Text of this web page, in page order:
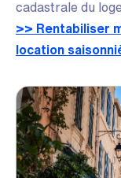
cadastrale du
>> Rentabiliser
location